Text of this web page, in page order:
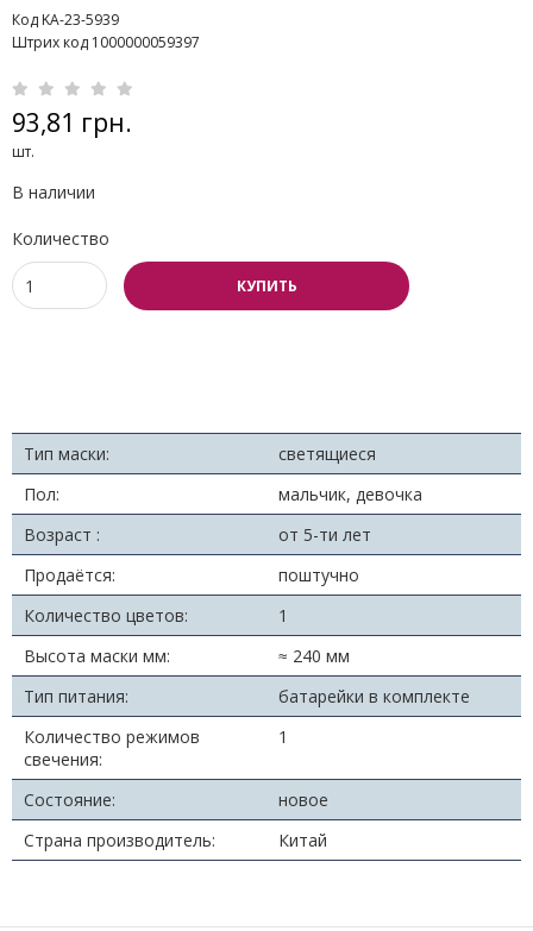
Код KA-23-5939
Штрих код 1000000059397
93,81 грн.
шт.
В наличии
Количество
КУПИТЬ
Тип маски:
светящиеся
Пол:
мальчик, девочка
Возраст :
от 5-ти лет
Продаётся:
поштучно
Количество цветов:
1
Высота маски мм:
≈ 240 мм
Тип питания:
батарейки в комплекте
Количество режимов
свечения:
1
Состояние:
новое
Страна производитель:
Китай